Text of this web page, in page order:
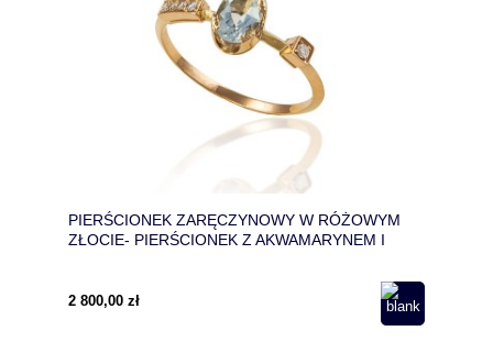
PIERŚCIONEK ZARĘCZYNOWY W RÓŻOWYM
ZŁOCIE- PIERŚCIONEK Z AKWAMARYNEM I
2 800,00 zł